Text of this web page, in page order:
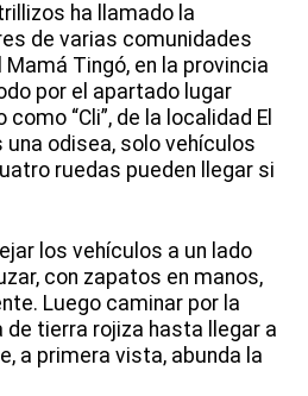
ha llamado la
de varias comunidades
Tingó, en la provincia
por el apartado lugar
“Cli”, de la localidad El
una odisea, solo vehículos
ruedas pueden llegar si
los vehículos a un lado
con zapatos en manos,
Luego caminar por la
tierra rojiza hasta llegar a
a primera vista, abunda la